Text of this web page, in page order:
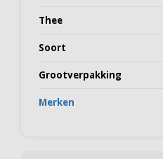
Thee
Soort
Grootverpakking
Merken